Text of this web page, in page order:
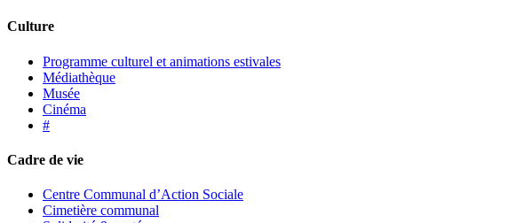
Culture
Programme culturel et animations estivales
Médiathèque
Musée
Cinéma
#
Cadre de vie
Centre Communal d’Action Sociale
Cimetière communal